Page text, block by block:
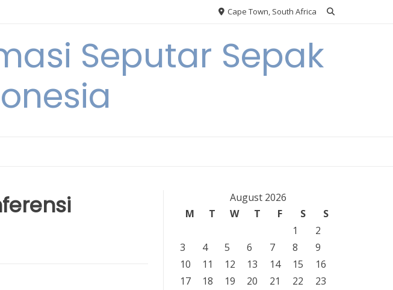
Cape Town, South Africa
Seputar Sepak
August 2026
M
T W T F S
S
1
2
3
4 5 6 7 8
9
10
11 12 13 14 15
16
17
18 19 20 21 22
23